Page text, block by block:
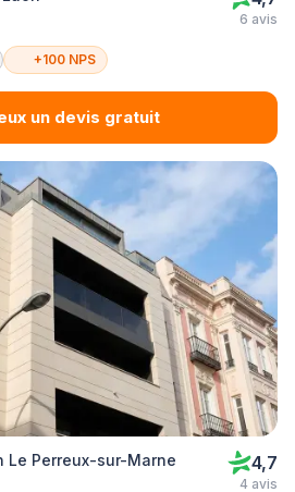
6 avis
+100 NPS
un devis gratuit
Le Perreux-sur-Marne 4,7
4 avis